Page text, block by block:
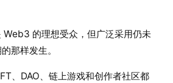
Web3 的理想受众，但广泛采用仍未
那样发生。
、DAO、链上游戏和创作者社区都